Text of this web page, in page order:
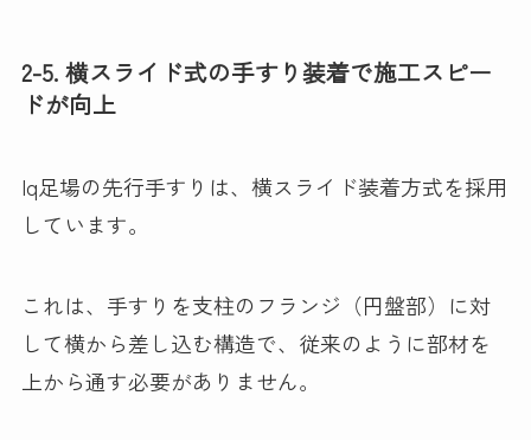
2-5. 横スライド式の手すり装着で施工スピー
ドが向上
Iq足場の先行手すりは、横スライド装着方式を採用
しています。
これは、手すりを支柱のフランジ（円盤部）に対
して横から差し込む構造で、従来のように部材を
上から通す必要がありません。